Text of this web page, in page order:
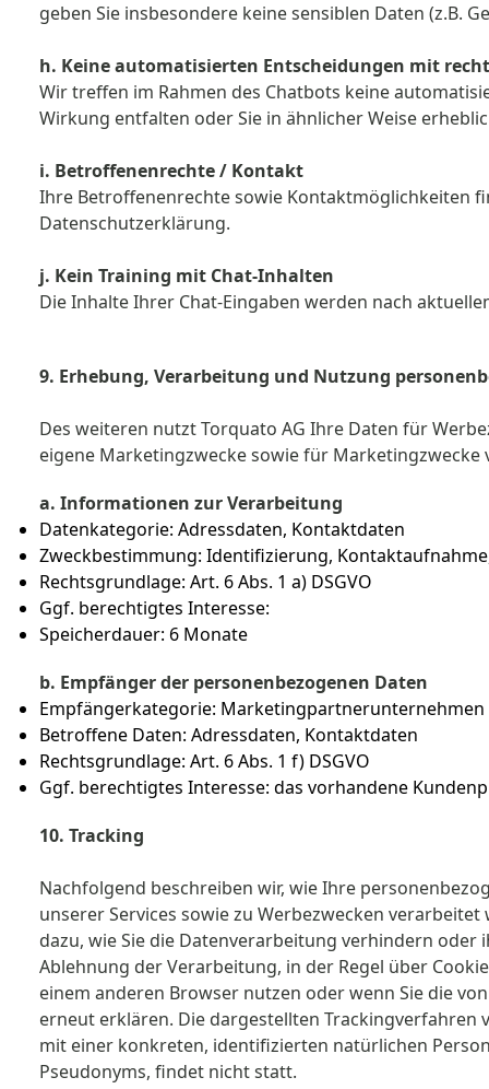
geben Sie insbesondere keine sensiblen Daten (z.B.
h. Keine automatisierten Entscheidungen mit
Wir treffen im Rahmen des Chatbots keine
Wirkung entfalten oder Sie in ähnlicher Weise
i. Betroffenenrechte / Kontakt
Ihre Betroffenenrechte sowie Kontaktmöglichkeiten
Datenschutzerklärung.
j. Kein Training mit Chat-Inhalten
Die Inhalte Ihrer Chat-Eingaben werden nach
9. Erhebung, Verarbeitung und Nutzung
Des weiteren nutzt Torquato AG Ihre Daten für
eigene Marketingzwecke sowie für
a. Informationen zur Verarbeitung
Datenkategorie: Adressdaten, Kontaktdaten
Zweckbestimmung: Identifizierung,
Rechtsgrundlage: Art. 6 Abs. 1 a) DSGVO
Ggf. berechtigtes Interesse:
Speicherdauer: 6 Monate
b. Empfänger der personenbezogenen Daten
Empfängerkategorie: Marketingpartnerunternehmen
Betroffene Daten: Adressdaten, Kontaktdaten
Rechtsgrundlage: Art. 6 Abs. 1 f) DSGVO
Ggf. berechtigtes Interesse: das vorhandene
10. Tracking
Nachfolgend beschreiben wir, wie Ihre
unserer Services sowie zu Werbezwecken
dazu, wie Sie die Datenverarbeitung verhindern oder
Ablehnung der Verarbeitung, in der Regel über
einem anderen Browser nutzen oder wenn Sie die
erneut erklären. Die dargestellten
mit einer konkreten, identifizierten natürlichen
Pseudonyms, findet nicht statt.